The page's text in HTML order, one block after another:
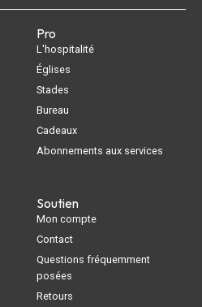
Pro
L'hospitalité
Églises
Stades
Bureau
Cadeaux
Abonnements aux services
Soutien
Mon compte
Contact
Questions fréquemment
posées
Retours